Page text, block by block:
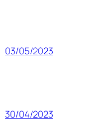
03/05/2023
30/04/2023